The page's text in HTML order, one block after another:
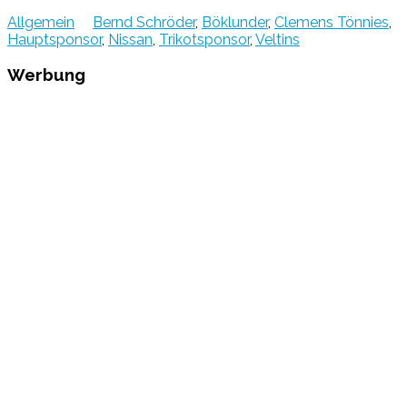
Allgemein
Bernd Schröder, Böklunder, Clemens Tönnies
Hauptsponsor, Nissan Trikotsponsor, Veltins
Werbung